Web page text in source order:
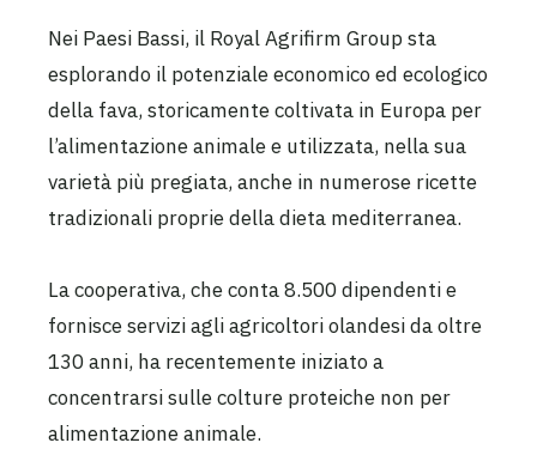
Nei Paesi Bassi, il Royal Agrifirm Group sta
esplorando il potenziale economico ed ecologico
della fava, storicamente coltivata in Europa per
l’alimentazione animale e utilizzata, nella sua
varietà più pregiata, anche in numerose ricette
tradizionali proprie della dieta mediterranea.
La cooperativa, che conta 8.500 dipendenti e
fornisce servizi agli agricoltori olandesi da oltre
130 anni, ha recentemente iniziato a
concentrarsi sulle colture proteiche non per
alimentazione animale.